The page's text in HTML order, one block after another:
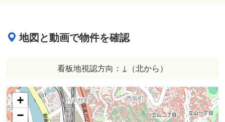
地図と動画で物件を確認
看板地視認方向：↓（北から）
+
−